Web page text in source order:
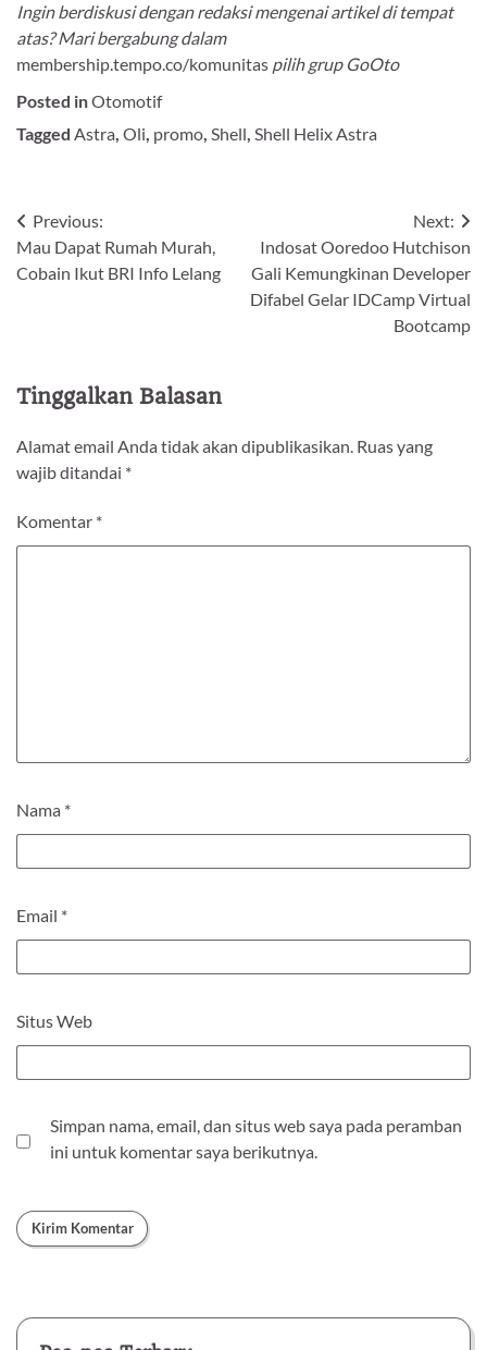
Ingin berdiskusi dengan redaksi mengenai artikel di tempat
atas? Mari bergabung dalam
membership.tempo.co/komunitas pilih grup GoOto
Posted inOtomotif
Tagged Astra, Oli, promo, Shell, Shell Helix Astra
Navigasi
pos
Previous:
Mau Dapat Rumah Murah,
Cobain Ikut BRI Info Lelang
Next:
Indosat Ooredoo Hutchison
Gali Kemungkinan Developer
Difabel Gelar IDCamp Virtual
Bootcamp
Tinggalkan Balasan
Alamat email Anda tidak akan dipublikasikan. Ruas yang
wajib ditandai *
Komentar *
Nama *
Email *
Situs Web
Simpan nama, email, dan situs web saya pada peramban
ini untuk komentar saya berikutnya.